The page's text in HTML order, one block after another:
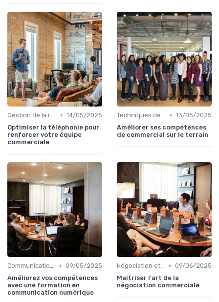
Gestion de la relation client (CRM) • 14/05/2025
Optimiser la téléphonie pour
renforcer votre équipe
commerciale
Techniques de vente • 13/05/2025
Améliorer ses compétences
de commercial sur le terrain
Communication commerciale • 09/05/2025
Améliorez vos compétences
avec une formation en
communication numérique
Négociation et persuasion • 09/06/2025
Maîtriser l'art de la
négociation commerciale